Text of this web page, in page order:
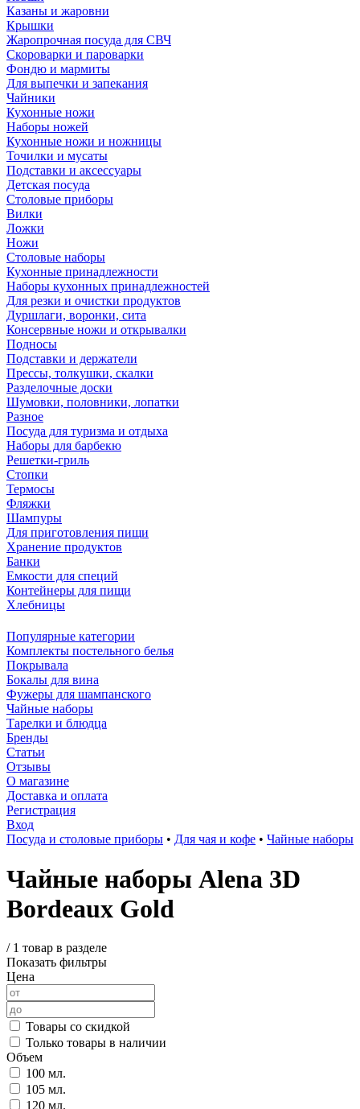
Казаны и жаровни
Крышки
Жаропрочная посуда для СВЧ
Скороварки и пароварки
Фондю и мармиты
Для выпечки и запекания
Чайники
Кухонные ножи
Наборы ножей
Кухонные ножи и ножницы
Точилки и мусаты
Подставки и аксессуары
Детская посуда
Столовые приборы
Вилки
Ложки
Ножи
Столовые наборы
Кухонные принадлежности
Наборы кухонных принадлежностей
Для резки и очистки продуктов
Дуршлаги, воронки, сита
Консервные ножи и открывалки
Подносы
Подставки и держатели
Прессы, толкушки, скалки
Разделочные доски
Шумовки, половники, лопатки
Разное
Посуда для туризма и отдыха
Наборы для барбекю
Решетки-гриль
Стопки
Термосы
Фляжки
Шампуры
Для приготовления пищи
Хранение продуктов
Банки
Емкости для специй
Контейнеры для пищи
Хлебницы
Популярные категории
Комплекты постельного белья
Покрывала
Бокалы для вина
Фужеры для шампанского
Чайные наборы
Тарелки и блюдца
Бренды
Статьи
Отзывы
О магазине
Доставка и оплата
Регистрация
Вход
Посуда и столовые приборы • Для чая и кофе • Чайные наборы
Чайные наборы Alena 3D
Bordeaux Gold
/ 1 товар в разделе
Показать фильтры
Цена
Товары со скидкой
Только товары в наличии
Объем
100 мл.
105 мл.
120 мл.